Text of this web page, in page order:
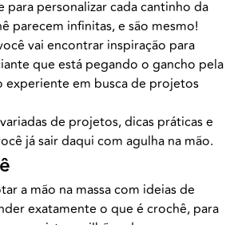
para personalizar cada cantinho da
parecem infinitas, e são mesmo!
vai encontrar inspiração para
que está pegando o gancho pela
experiente em busca de projetos
de projetos, dicas práticas e
já sair daqui com agulha na mão.
a mão na massa com ideias de
exatamente o que é crochê, para